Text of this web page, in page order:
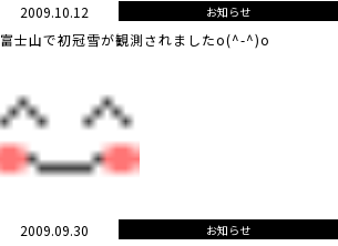
2009.10.12 お知らせ
富士山で初冠雪が観測されましたo(^-^)o
2009.09.30 お知らせ